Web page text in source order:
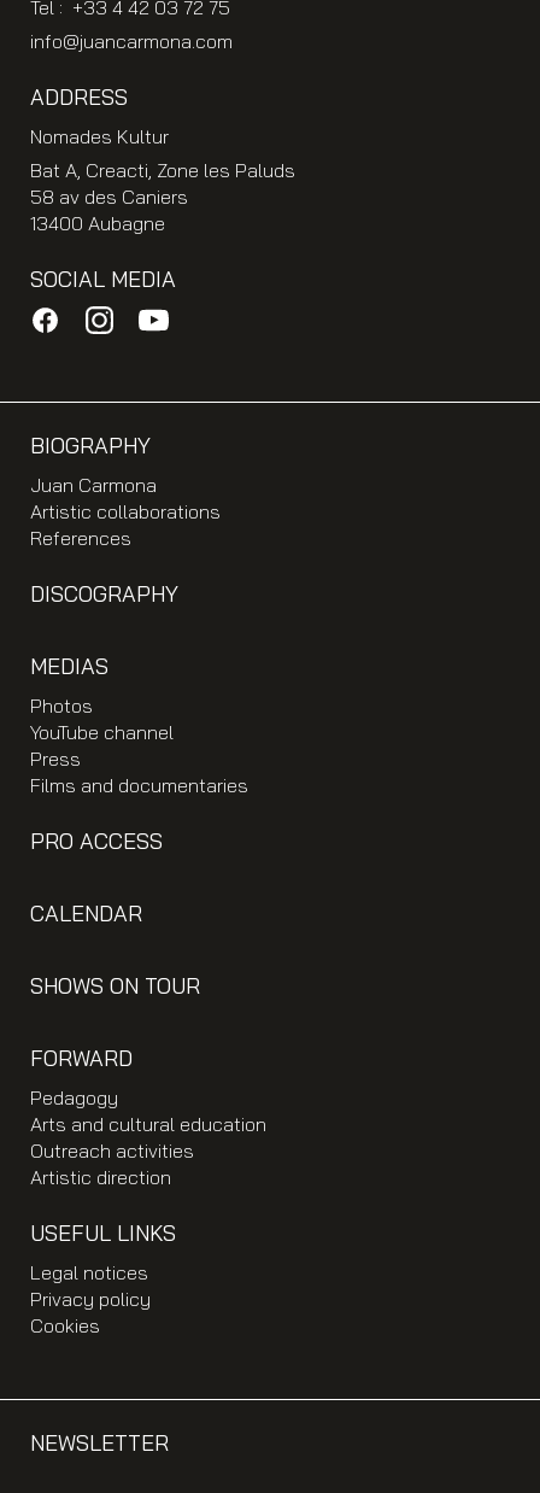
Tel : +33 4 42 03 72 75
info@juancarmona.com
ADDRESS
Nomades Kultur
Bat A, Creacti, Zone les Paluds
58 av des Caniers
13400 Aubagne
SOCIAL MEDIA
BIOGRAPHY
Juan Carmona
Artistic collaborations
References
DISCOGRAPHY
MEDIAS
Photos
YouTube channel
Press
Films and documentaries
PRO ACCESS
CALENDAR
SHOWS ON TOUR
FORWARD
Pedagogy
Arts and cultural education
Outreach activities
Artistic direction
USEFUL LINKS
Legal notices
Privacy policy
Cookies
NEWSLETTER